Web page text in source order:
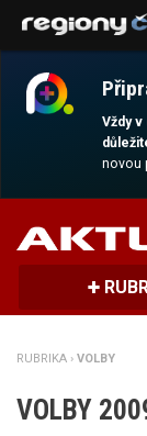
Vždy
novou
AKTUALITY
MAGAZÍN
DALŠÍ
REGION
RUBRIKA › VOLBY
VOLBY